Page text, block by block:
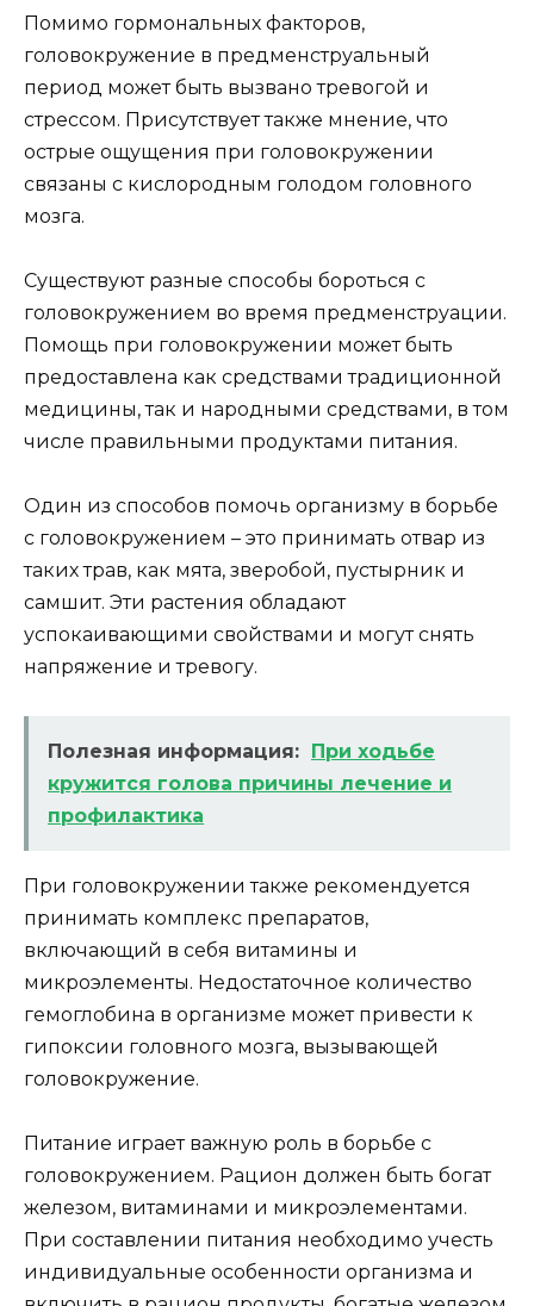
Помимо гормональных факторов,
головокружение в предменструальный
период может быть вызвано тревогой и
стрессом. Присутствует также мнение, что
острые ощущения при головокружении
связаны с кислородным голодом головного
мозга.
Существуют разные способы бороться с
головокружением во время предменструации.
Помощь при головокружении может быть
предоставлена как средствами традиционной
медицины, так и народными средствами, в том
числе правильными продуктами питания.
Один из способов помочь организму в борьбе
с головокружением – это принимать отвар из
таких трав, как мята, зверобой, пустырник и
самшит. Эти растения обладают
успокаивающими свойствами и могут снять
напряжение и тревогу.
Полезная информация: При ходьбе
кружится голова причины лечение и
профилактика
При головокружении также рекомендуется
принимать комплекс препаратов,
включающий в себя витамины и
микроэлементы. Недостаточное количество
гемоглобина в организме может привести к
гипоксии головного мозга, вызывающей
головокружение.
Питание играет важную роль в борьбе с
головокружением. Рацион должен быть богат
железом, витаминами и микроэлементами.
При составлении питания необходимо учесть
индивидуальные особенности организма и